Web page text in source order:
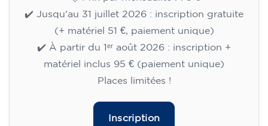
Cours d'anglais pour enfants de
8 à 12 ans - niveau A1 -